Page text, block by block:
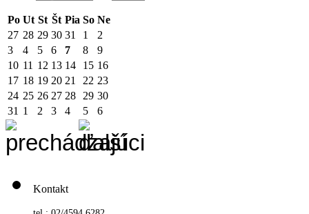
Po Ut St Št Pia So Ne
27 28 29 30 31 1
2
3
4 5 6 7 8
9
10 11 12 13 14 15 16
17 18 19 20 21 22 23
24 25 26 27 28 29 30
31 1 2 3 4 5 6
Kontakt